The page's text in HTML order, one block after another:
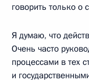
говорить только о
Я думаю, что
Очень часто
процессами в тех
и